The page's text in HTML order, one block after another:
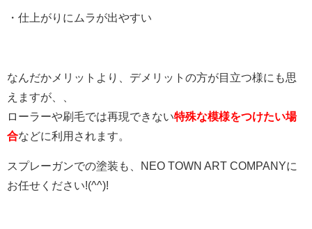
・仕上がりにムラが出やすい
なんだかメリットより、デメリットの方が目立つ様にも思
えますが、、
ローラーや刷毛では再現できない特殊な模様をつけたい場
合などに利用されます。
スプレーガンでの塗装も、NEO TOWN ART COMPANYに
お任せください!(^^)!